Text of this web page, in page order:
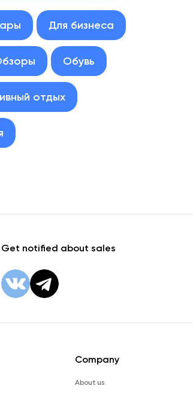
Для бизнеса
Обувь
отдых
Get notified about sales
Company
About us